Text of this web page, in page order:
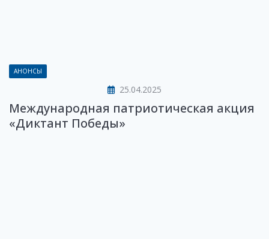
АНОНСЫ
25.04.2025
Международная патриотическая акция
«Диктант Победы»